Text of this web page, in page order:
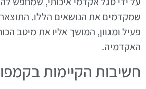
שמקדמים את הנושאים הללו.
פעיל ומגוון, המושך אליו את מיטב
האקדמיה.
חשיבות הקיימות